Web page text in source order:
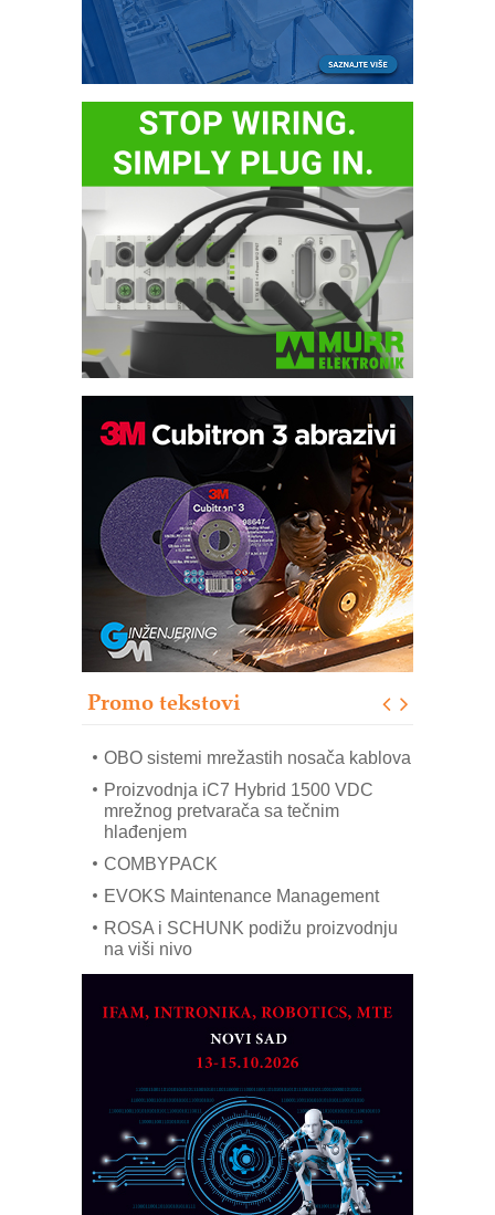
Promo tekstovi
Potpuna efikasnost bez složenih
sistema
Trajna oznaka kao dugoročna korist
Bezbednost na prvom mestu!
IB BLUMENAUER - više od 40 godina
poverenja u industriji
RMQ-TITAN ADVANCED INDICATOR
– Pametna signalizacija za efikasnije
upravljanje mašinama
Mitutoyo Crysta-Apex V PLUS: Nova
OBO sistemi mrežastih nosača kablova
Proizvodnja iC7 Hybrid 1500 VDC
mrežnog pretvarača sa tečnim
hlađenjem
COMBYPACK
EVOKS Maintenance Management
ROSA i SCHUNK podižu proizvodnju
na viši nivo
MAREX - Lim i mašine za savremena
Marcom-plast d.o.o.- vaš pouzdan
partner
CTO - Prilagodite svoju toplinsku
obradu!
Razvoj asortimanskog pravca MINI-
PLC AKYTEC